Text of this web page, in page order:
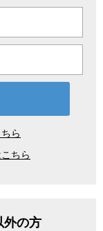
ら
ちら
外の方